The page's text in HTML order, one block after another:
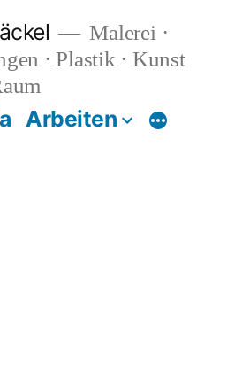
Malerei ·
· Plastik · Kunst
Arbeiten Mehr